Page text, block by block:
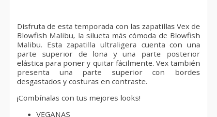
Disfruta de esta temporada con las zapatillas Vexde
Blowfish Malibu, la silueta más cómoda de Blowfish
Malibu. Esta zapatilla ultraligera cuenta con una
parte superior de lona y una parte posterior
elástica para poner y quitar fácilmente. Vextambién
presenta una parte superior con bordes
desgastados y costuras en contraste.
¡Combínalas con tus mejores looks!
VEGANAS